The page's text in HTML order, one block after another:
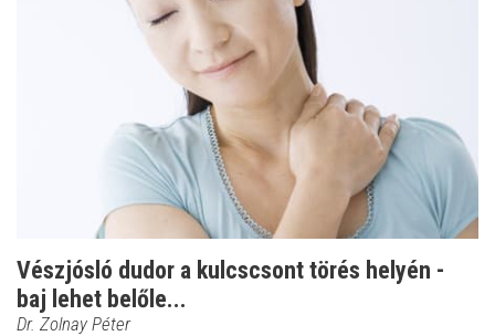
Vészjósló dudor a kulcscsont törés helyén -
baj lehet belőle...
Dr. Zolnay Péter